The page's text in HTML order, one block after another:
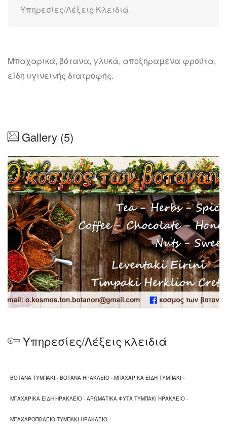
Υπηρεσίες/Λέξεις Κλειδιά
Μπαχαρικά, βότανα, γλυκά, αποξηραμένα φρούτα,
είδη υγινεινής διατροφής.
Gallery (5)
Υπηρεσίες/Λέξεις κλειδιά
ΒΟΤΑΝΑ ΤΥΜΠΑΚΙ - ΒΟΤΑΝΑ ΗΡΑΚΛΕΙΟ - ΜΠΑΧΑΡΙΚΑ ΕΙΔΗ ΤΥΜΠΑΚΙ -
ΜΠΑΧΑΡΙΚΑ ΕΙΔΗ ΗΡΑΚΛΕΙΟ - ΑΡΩΜΑΤΙΚΑ ΦΥΤΑ ΤΥΜΠΑΚΙ ΗΡΑΚΛΕΙΟ -
ΜΠΑΧΑΡΟΠΩΛΕΙΟ ΤΥΜΠΑΚΙ ΗΡΑΚΛΕΙΟ -